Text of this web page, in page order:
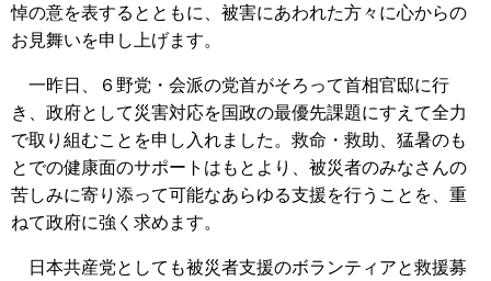
悼の意を表するとともに、被害にあわれた方々に心からの
お見舞いを申し上げます。
一昨日、６野党・会派の党首がそろって首相官邸に行
き、政府として災害対応を国政の最優先課題にすえて全力
で取り組むことを申し入れました。救命・救助、猛暑のも
とでの健康面のサポートはもとより、被災者のみなさんの
苦しみに寄り添って可能なあらゆる支援を行うことを、重
ねて政府に強く求めます。
日本共産党としても被災者支援のボランティアと救援募